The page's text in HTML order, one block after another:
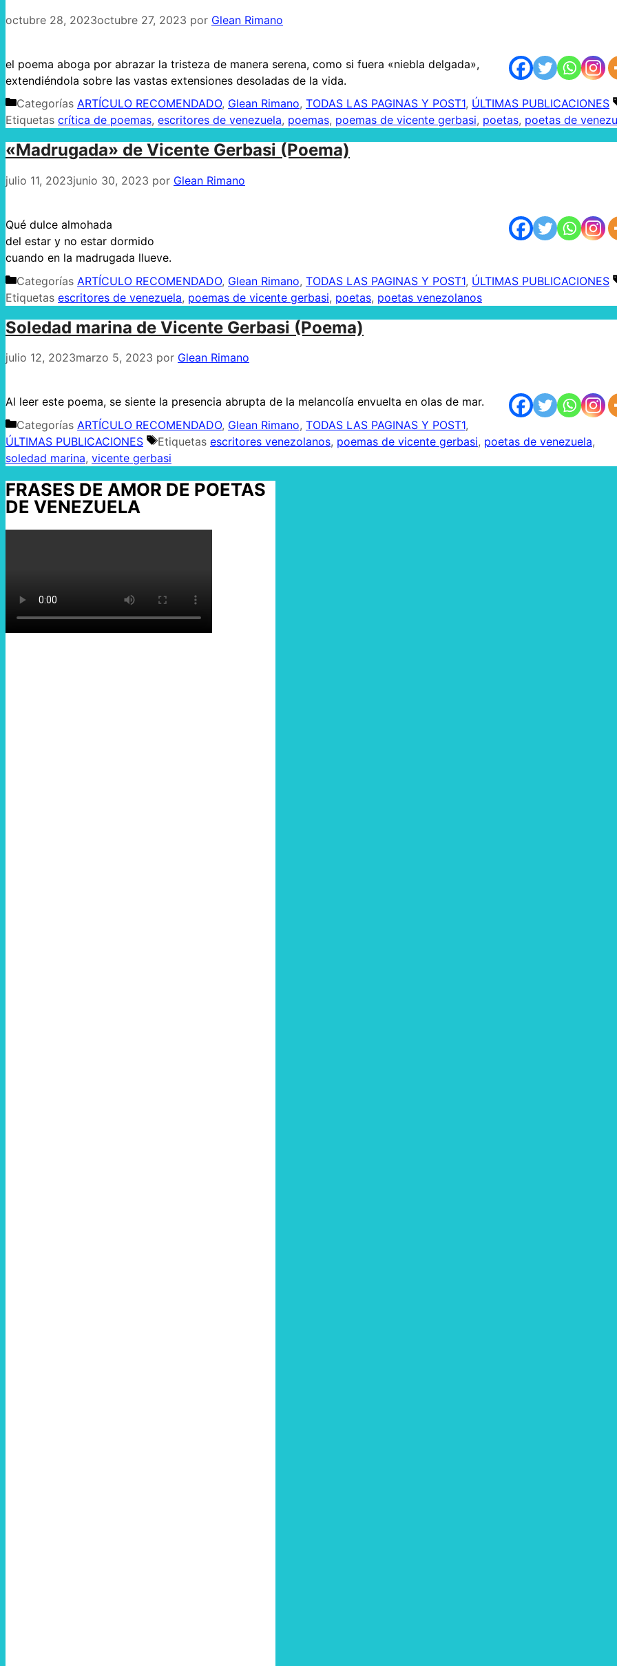
octubre 28, 2023octubre 27, 2023 por Glean Rimano
el poema aboga por abrazar la tristeza de manera serena, como si fuera «niebla delgada»,
extendiéndola sobre las vastas extensiones desoladas de la vida.
Categorías ARTÍCULO RECOMENDADO, Glean Rimano, TODAS LAS PAGINAS Y POST1, ÚLTIMAS PUBLICACIONES
Etiquetas crítica de poemas, escritores de venezuela, poemas, poemas de vicente gerbasi, poetas, poetas de
«Madrugada» de Vicente Gerbasi (Poema)
julio 11, 2023junio 30, 2023 por Glean Rimano
Qué dulce almohada
del estar y no estar dormido
cuando en la madrugada llueve.
Categorías ARTÍCULO RECOMENDADO, Glean Rimano, TODAS LAS PAGINAS Y POST1, ÚLTIMAS PUBLICACIONES
Etiquetas escritores de venezuela, poemas de vicente gerbasi, poetas, poetas venezolanos
Soledad marina de Vicente Gerbasi (Poema)
julio 12, 2023marzo 5, 2023 por Glean Rimano
Al leer este poema, se siente la presencia abrupta de la melancolía envuelta en olas de mar.
Categorías ARTÍCULO RECOMENDADO, Glean Rimano, TODAS LAS PAGINAS Y POST1,
ÚLTIMAS PUBLICACIONES
Etiquetas escritores venezolanos, poemas de vicente gerbasi, poetas de venezuela,
soledad marina, vicente gerbasi
FRASES DE AMOR DE POETAS
DE VENEZUELA